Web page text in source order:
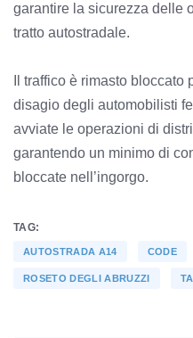
garantire la sicurezza delle
tratto autostradale.
Il traffico è rimasto bloccato
disagio degli automobilisti
avviate le operazioni di
garantendo un minimo di
bloccate nell’ingorgo.
TAG:
AUTOSTRADA A14 CODE
ROSETO DEGLI ABRUZZI